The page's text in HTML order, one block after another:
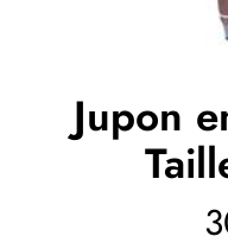
Jupon